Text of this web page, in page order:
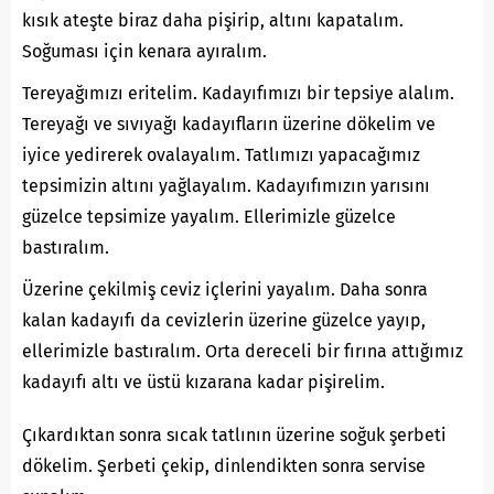
kısık ateşte biraz daha pişirip, altını kapatalım.
Soğuması için kenara ayıralım.
Tereyağımızı eritelim. Kadayıfımızı bir tepsiye alalım.
Tereyağı ve sıvıyağı kadayıfların üzerine dökelim ve
iyice yedirerek ovalayalım. Tatlımızı yapacağımız
tepsimizin altını yağlayalım. Kadayıfımızın yarısını
güzelce tepsimize yayalım. Ellerimizle güzelce
bastıralım.
Üzerine çekilmiş ceviz içlerini yayalım. Daha sonra
kalan kadayıfı da cevizlerin üzerine güzelce yayıp,
ellerimizle bastıralım. Orta dereceli bir fırına attığımız
kadayıfı altı ve üstü kızarana kadar pişirelim.
Çıkardıktan sonra sıcak tatlının üzerine soğuk şerbeti
dökelim. Şerbeti çekip, dinlendikten sonra servise